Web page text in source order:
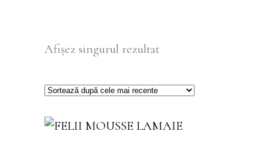
Afișez singurul rezultat
ADAUGĂ ÎN COȘ